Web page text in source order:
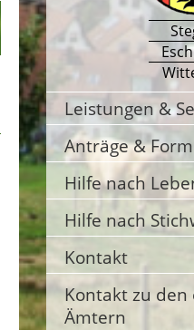
Leistungen &
Anträge &
Hilfe nach
Hilfe nach
Kontakt
Kontakt zu den
Ämtern